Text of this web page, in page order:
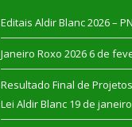
Editais Aldir Blanc 2026 –
Janeiro Roxo 2026 6 de
Resultado Final de
Lei Aldir Blanc 19 de